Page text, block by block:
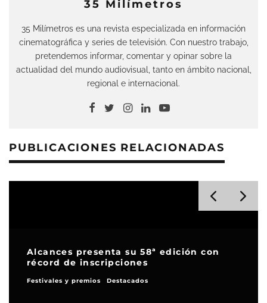
35 Milímetros
35 Milímetros es una revista especializada en información
cinematográfica y series de televisión. Con nuestro trabajo,
pretendemos informar, comentar y opinar sobre la
actualidad del mundo audiovisual, tanto en ámbito nacional,
regional e internacional.
PUBLICACIONES RELACIONADAS
Alcances presenta su 58ª edición con
récord de inscripciones
Festivales y premios Destacados